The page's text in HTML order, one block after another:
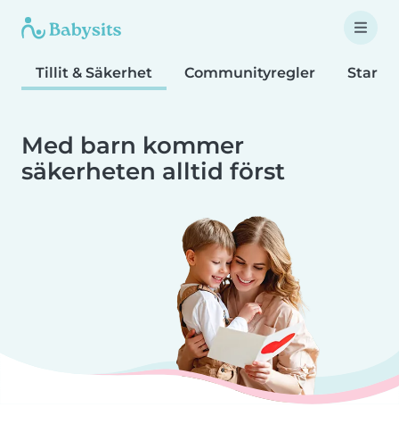
Tillit & Säkerhet Communityregler
Med barn kommer
säkerheten alltid först